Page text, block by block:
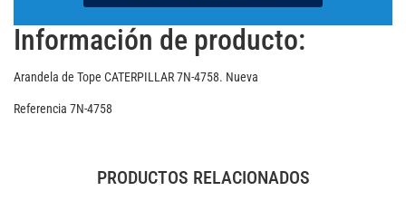
Información de producto:
Arandela de Tope CATERPILLAR 7N-4758. Nueva
Referencia 7N-4758
PRODUCTOS RELACIONADOS